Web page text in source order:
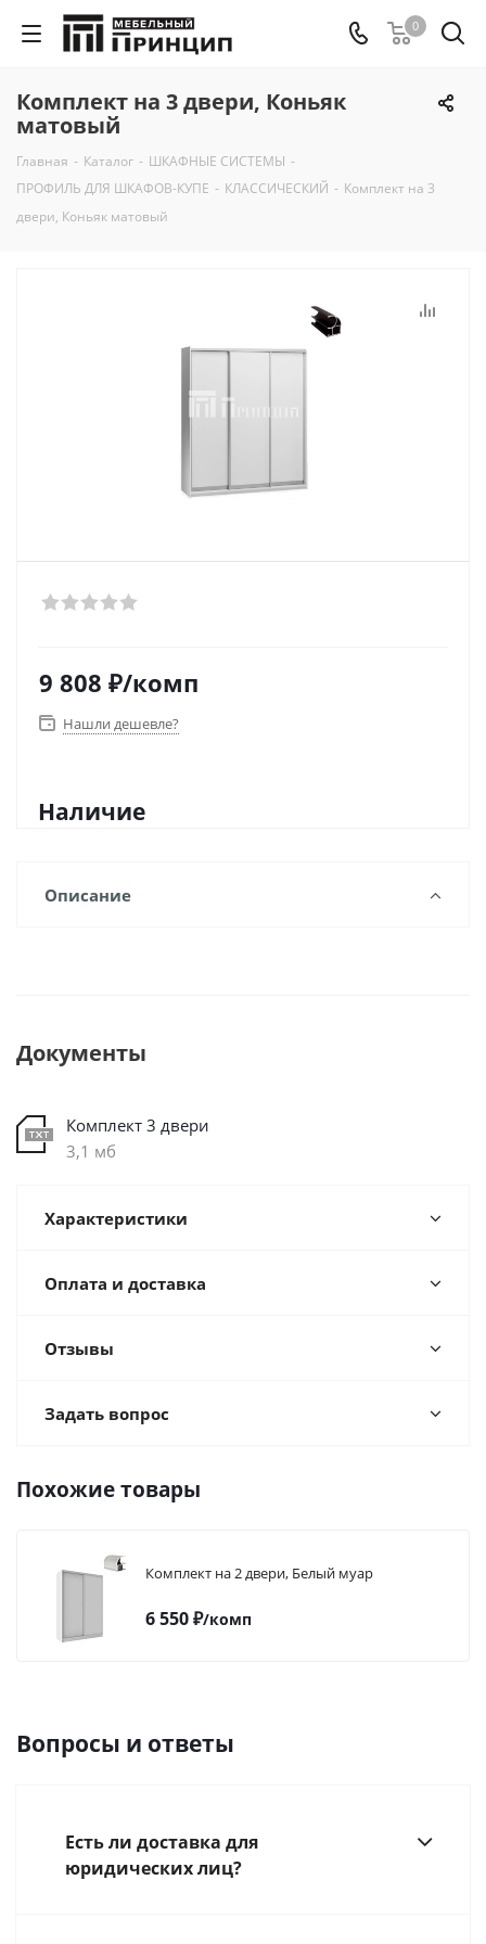
0
Комплект на 3 двери, Коньяк
матовый
Главная - Каталог - ШКАФНЫЕ СИСТЕМЫ -
ПРОФИЛЬ ДЛЯ ШКАФОВ-КУПЕ - КЛАССИЧЕСКИЙ - Комплект на 3
двери, Коньяк матовый
9 808 ₽/комп
Нашли дешевле?
Наличие
Описание
Документы
Комплект 3 двери
3,1 мб
Характеристики
Оплата и доставка
Отзывы
Задать вопрос
Похожие товары
Комплект на 2 двери, Белый муар
6 550₽/комп
Вопросы и ответы
Есть ли доставка для
юридических лиц?